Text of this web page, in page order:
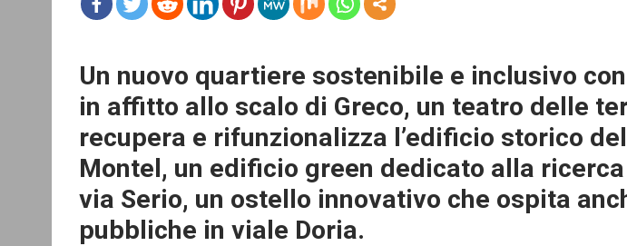
Un nuovo quartiere sostenibile e inclusivo
in affitto allo scalo di Greco, un teatro delle
recupera e rifunzionalizza l’edificio storico
Montel, un edificio green dedicato alla
via Serio, un ostello innovativo che ospita
pubbliche in viale Doria.